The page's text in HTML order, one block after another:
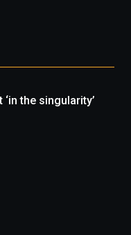
‘in the singularity’